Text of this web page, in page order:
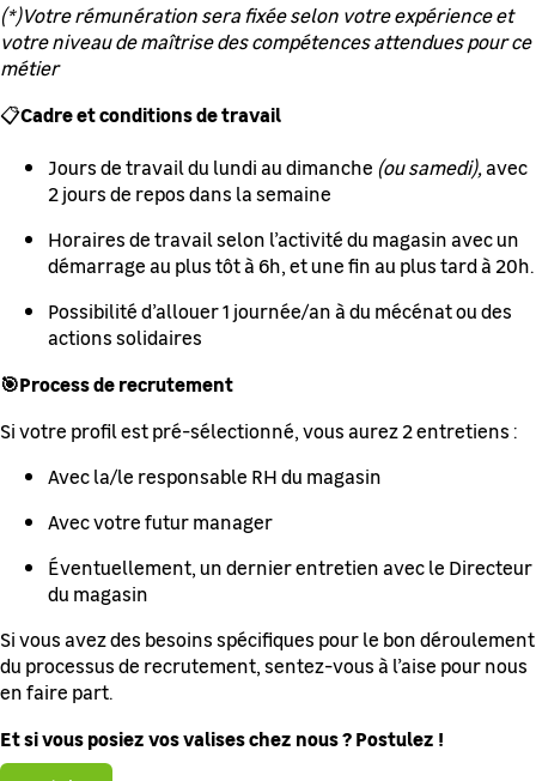
(*)Votre rémunération sera fixée selon votre expérience et
votre niveau de maîtrise des compétences attendues pour ce
métier
📋Cadre et conditions de travail
Jours de travail du lundi au dimanche (ou samedi),avec
2 jours de repos dans la semaine
Horaires de travail selon l’activité du magasin avec un
démarrage au plus tôt à 6h, et une fin au plus tard à 20h.
Possibilité d’allouer 1 journée/an à du mécénat ou des
actions solidaires
🎯Process de recrutement
Si votre profil est pré-sélectionné, vous aurez 2 entretiens :
Avec la/le responsable RH du magasin
Avec votre futur manager
Éventuellement, un dernier entretien avec le Directeur
du magasin
Si vous avez des besoins spécifiques pour le bon déroulement
du processus de recrutement, sentez-vous à l’aise pour nous
en faire part.
Et si vous posiez vos valises chez nous ? Postulez !